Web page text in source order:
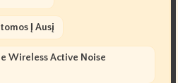
Į Ausį
Wireless Active Noise